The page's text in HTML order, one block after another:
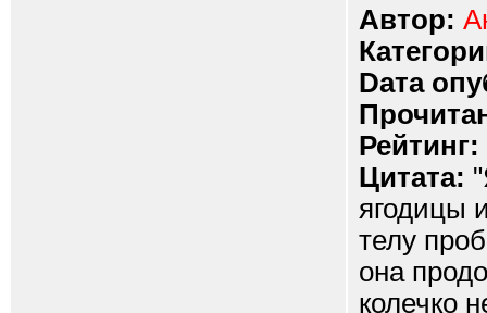
Автор:
Dата
Рейтинг:
Цитата:
ягодицы
телу
она
колечко